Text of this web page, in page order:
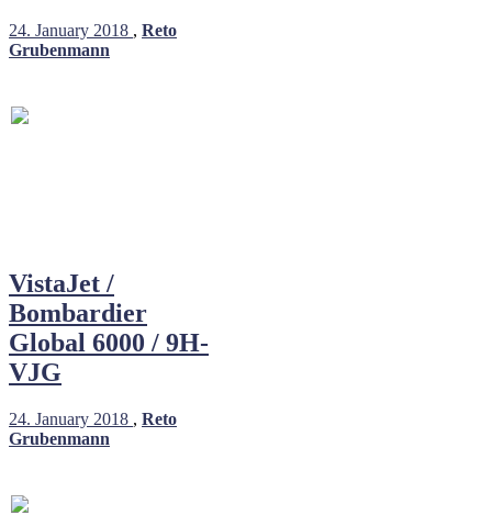
24. January 2018 , Reto
Grubenmann
VistaJet /
Bombardier
Global 6000 / 9H-
VJG
24. January 2018 , Reto
Grubenmann